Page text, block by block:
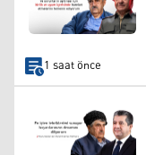
1 saat önce